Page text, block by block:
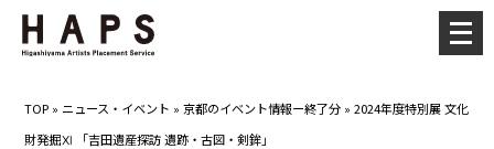
TOP » ニュース・イベント »京都のイベント情報ー終了分 »2024年度特別展 文化
財発掘Ⅺ 「吉田遺産探訪 遺跡・古図・剣鉾」
メ
ニ
ー